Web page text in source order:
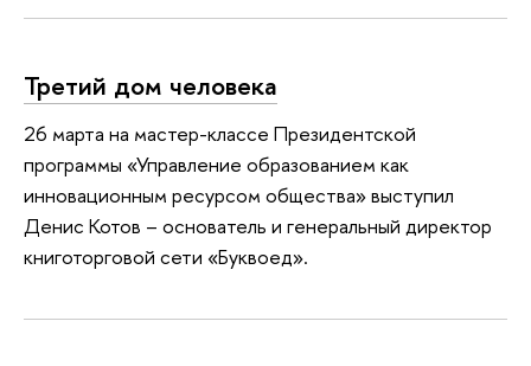
Третий дом человека
26 марта на мастер-классе Президентской
программы «Управление образованием как
инновационным ресурсом общества» выступил
Денис Котов – основатель и генеральный директор
книготорговой сети «Буквоед».